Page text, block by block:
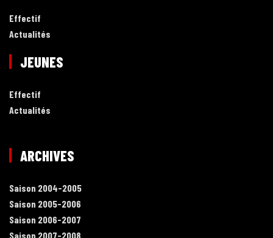
Effectif
Actualités
JEUNES
Effectif
Actualités
ARCHIVES
Saison 2004-2005
Saison 2005-2006
Saison 2006-2007
Saison 2007-2008